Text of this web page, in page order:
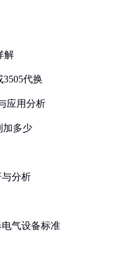
解
3505代换
应用分析
加多少
分析
气设备标准